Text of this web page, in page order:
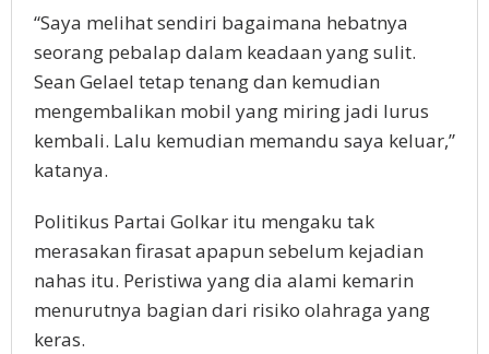
“Saya melihat sendiri bagaimana hebatnya
seorang pebalap dalam keadaan yang sulit.
Sean Gelael tetap tenang dan kemudian
mengembalikan mobil yang miring jadi lurus
kembali. Lalu kemudian memandu saya keluar,”
katanya.
Politikus Partai Golkar itu mengaku tak
merasakan firasat apapun sebelum kejadian
nahas itu. Peristiwa yang dia alami kemarin
menurutnya bagian dari risiko olahraga yang
keras.